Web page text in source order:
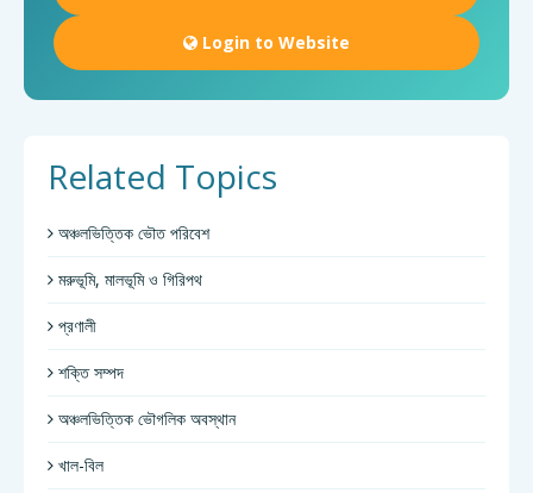
Login to Website
Related Topics
অঞ্চলভিত্তিক ভৌত পরিবেশ
মরুভূমি, মালভূমি ও গিরিপথ
প্রণালী
শক্তি সম্পদ
অঞ্চলভিত্তিক ভৌগলিক অবস্থান
খাল-বিল